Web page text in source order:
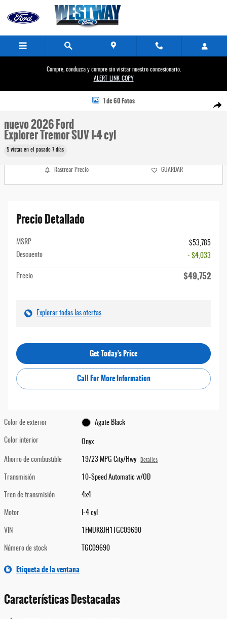
Saltar al contenido principal
Compre, conduzca y compre sin visitar nuestro concesionario.
ALERT_LINK_COPY
1 de 60 Fotos
nuevo 2026 Ford
Explorer Tremor SUV I-4 cyl
5 vistas en el pasado 7 días
Rastrear Precio GUARDAR
Precio Detallado
MSRP
$53,785
Descuento
- $4,033
Precio $49,752
Explorar todas las ofertas
Get Today's Price
Call For More Information
Color de exterior Agate Black
Color interior Onyx
Ahorro de combustible 19/23 MPG City/Hwy Detalles
Transmisión 10-Speed Automatic w/OD
Tren de transmisión 4x4
Motor I-4 cyl
VIN 1FMUK8JH1TGC09690
Número de stock TGC09690
Etiqueta de la ventana
Características Destacadas